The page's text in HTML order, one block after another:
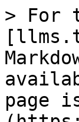
> For
page